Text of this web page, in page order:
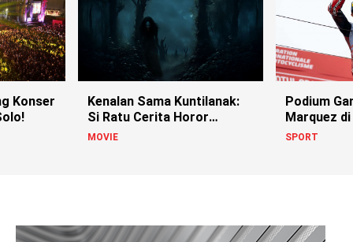
Konser
Kenalan Sama Kuntilanak:
Si Ratu Cerita Horor
Indonesia!
MOVIE
Podium
Marquez
SPORT